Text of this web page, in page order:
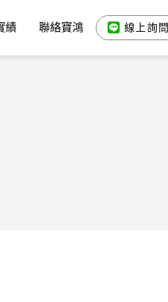
績 聯絡寶鴻 線上詢問